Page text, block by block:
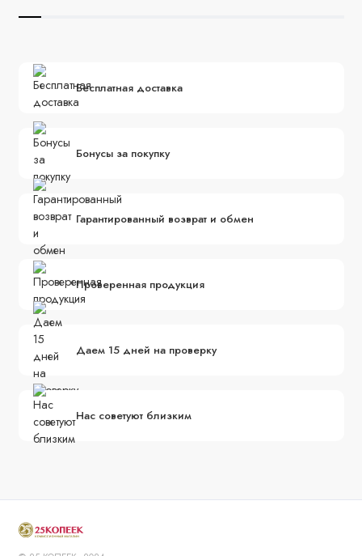
Бесплатная доставка
Бонусы за покупку
Гарантированный возврат и обмен
Проверенная продукция
Даем 15 дней на проверку
Нас советуют близким